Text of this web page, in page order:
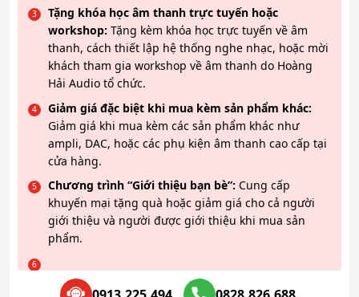
Tặng khóa học âm thanh trực tuyến hoặc
workshop: Tặng kèm khóa học trực tuyến về âm
thanh, cách thiết lập hệ thống nghe nhạc, hoặc mời
khách tham gia workshop về âm thanh do Hoàng
Hải Audio tổ chức.
Giảm giá đặc biệt khi mua kèm sản phẩm khác:
Giảm giá khi mua kèm các sản phẩm khác như
ampli, DAC, hoặc các phụ kiện âm thanh cao cấp tại
cửa hàng.
Chương trình “Giới thiệu bạn bè”: Cung cấp
khuyến mại tặng quà hoặc giảm giá cho cả người
giới thiệu và người được giới thiệu khi mua sản
phẩm.